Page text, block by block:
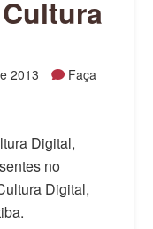
2013
Faça
Digital,
no
Digital,